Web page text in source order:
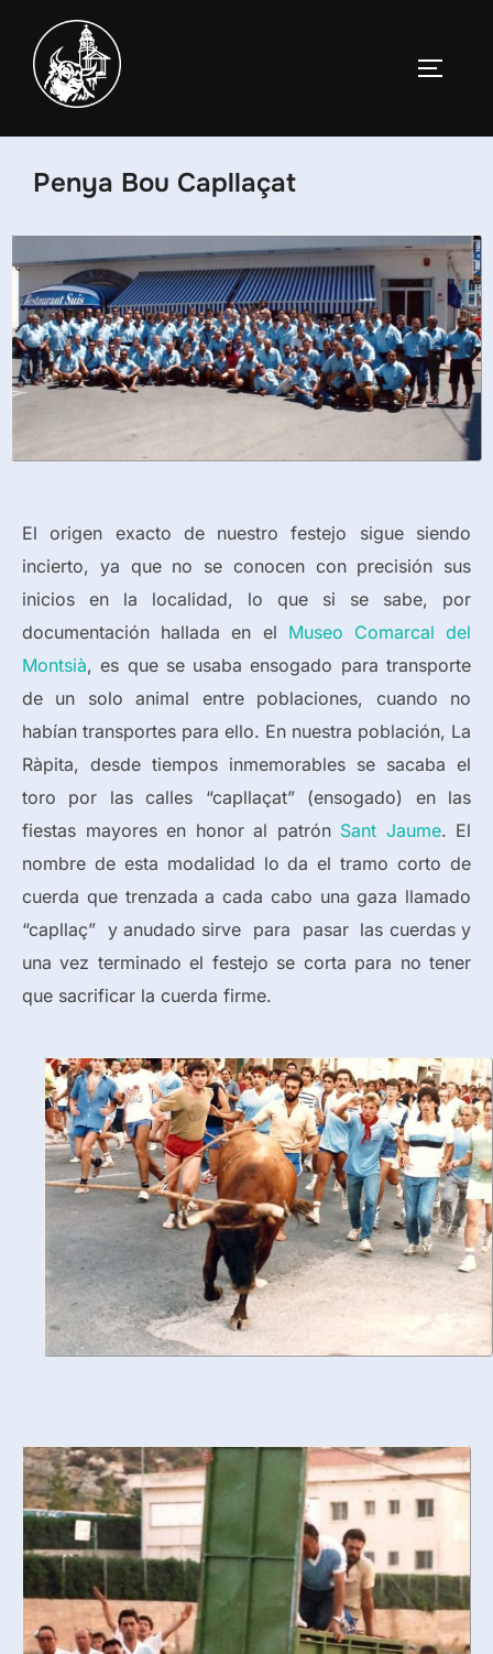
Penya Bou Capllaçat
El origen exacto de nuestro festejo sigue siendo
incierto, ya que no se conocen con precisión sus
inicios en la localidad, lo que si se sabe, por
documentación hallada en el Museo Comarcal del
Montsià, es que se usaba ensogado para transporte
de un solo animal entre poblaciones, cuando no
habían transportes para ello. En nuestra población, La
Ràpita, desde tiempos inmemorables se sacaba el
toro por las calles “capllaçat” (ensogado) en las
fiestas mayores en honor al patrón Sant Jaume. El
nombre de esta modalidad lo da el tramo corto de
cuerda que trenzada a cada cabo una gaza llamado
“capllaç” y anudado sirve para pasar las cuerdas y
una vez terminado el festejo se corta para no tener
que sacrificar la cuerda firme.